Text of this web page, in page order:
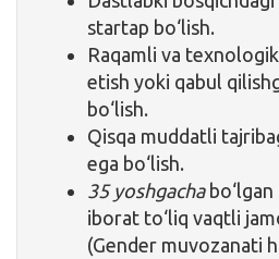
startap bo‘lish.
Raqamli va
etish yoki qabul
bo‘lish.
Qisqa muddatli
ega bo‘lish.
35 yoshgachabo‘lgan
iborat to‘liq vaqtli
(Gender muvozanati